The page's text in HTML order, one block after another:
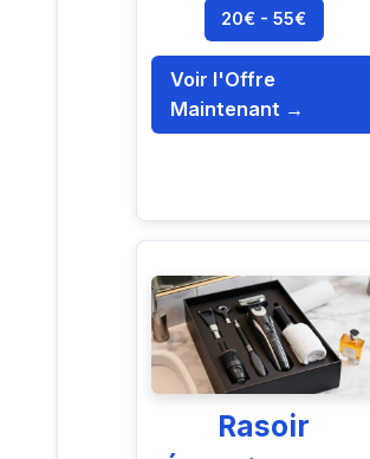
20€ - 55€
Voir l'Offre
Maintenant →
Rasoir